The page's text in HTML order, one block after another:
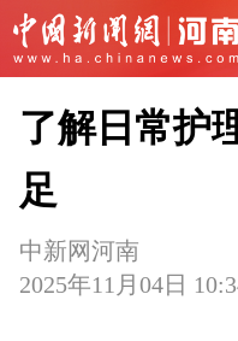
了解日常护
足
中新网河南
2025年11月04日